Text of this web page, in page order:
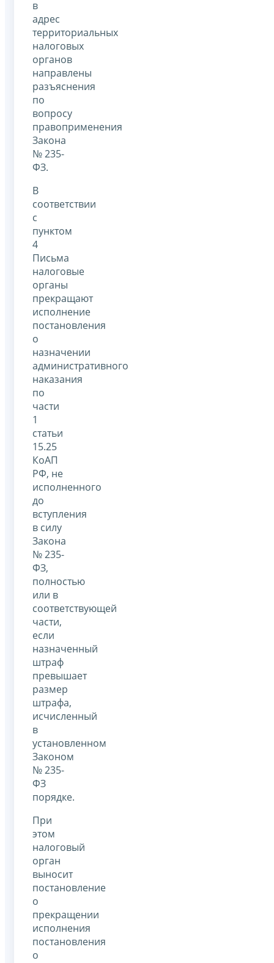
в
адрес
территориальных
налоговых
органов
направлены
разъяснения
по
вопросу
правоприменения
Закона
№ 235-
ФЗ.
В
соответствии
с
пунктом
4
Письма
налоговые
органы
прекращают
исполнение
постановления
о
назначении
административного
наказания
по
части
1
статьи
15.25
КоАП
РФ, не
исполненного
до
вступления
в силу
Закона
№ 235-
ФЗ,
полностью
или в
соответствующей
части,
если
назначенный
штраф
превышает
размер
штрафа,
исчисленный
в
установленном
Законом
№ 235-
ФЗ
порядке.
При
этом
налоговый
орган
выносит
постановление
о
прекращении
исполнения
постановления
о